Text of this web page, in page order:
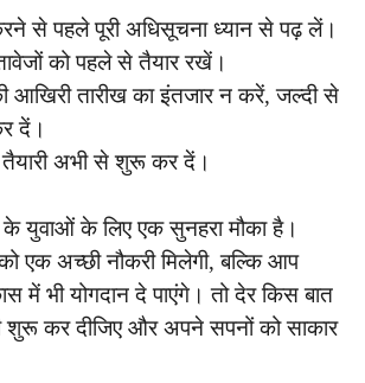
से पहले पूरी अधिसूचना ध्यान से पढ़ लें।
को पहले से तैयार रखें।
तारीख का इंतजार न करें, जल्दी से
दें।
तैयारी अभी से शुरू कर दें।
के युवाओं के लिए एक सुनहरा मौका है।
एक अच्छी नौकरी मिलेगी, बल्कि आप
में भी योगदान दे पाएंगे। तो देर किस बात
शुरू कर दीजिए और अपने सपनों को साकार